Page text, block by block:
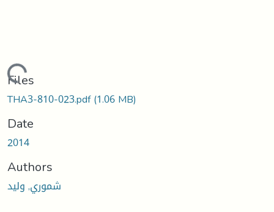
Loading...
Files
THA3-810-023.pdf(1.06 MB)
Date
2014
Authors
شموري, ولید